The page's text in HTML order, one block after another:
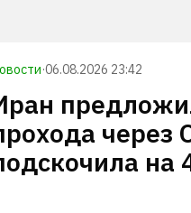
·06.08.2026 23:42
через
на